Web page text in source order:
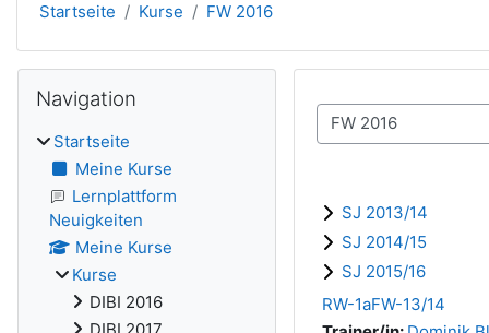
Startseite Kurse FW 2016
Kursbereiche
SJ 2013/14
SJ 2014/15
SJ 2015/16
RW-1aFW-13/14
Blöcke
Navigation
Startseite
Meine Kurse
Lernplattform
Neuigkeiten
Meine Kurse
Kurse
DIBI 2016